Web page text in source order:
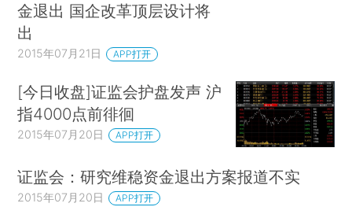
金退出 国企改革顶层设计将
出
2015年07月21日 APP打开
[今日收盘]证监会护盘发声 沪
指4000点前徘徊
2015年07月20日 APP打开
证监会：研究维稳资金退出方案报道不实
2015年07月20日 APP打开